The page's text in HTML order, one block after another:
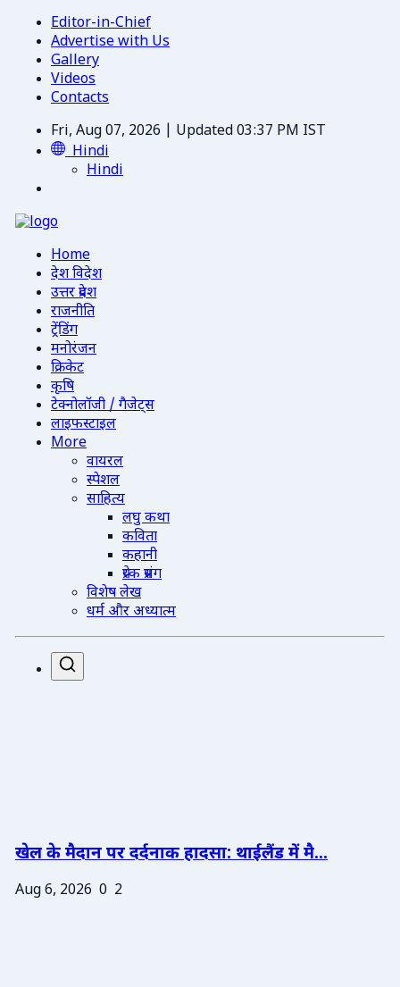
Editor-in-Chief
Advertise with Us
Gallery
Videos
Contacts
Fri, Aug 07, 2026 | Updated 03:37 PM IST
Hindi
Hindi
Home
देश विदेश
उत्तर प्रदेश
राजनीति
ट्रेंडिंग
मनोरंजन
क्रिकेट
कृषि
टेक्नोलॉजी / गैजेट्स
लाइफस्टाइल
More
वायरल
स्पेशल
साहित्य
लघु कथा
कविता
कहानी
प्रेरक प्रसंग
विशेष लेख
धर्म और अध्यात्म
खेल के मैदान पर दर्दनाक हादसा: थाईलैंड में मै...
Aug 6, 2026 0 2